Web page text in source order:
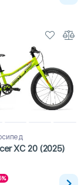
XC 20 (2025)